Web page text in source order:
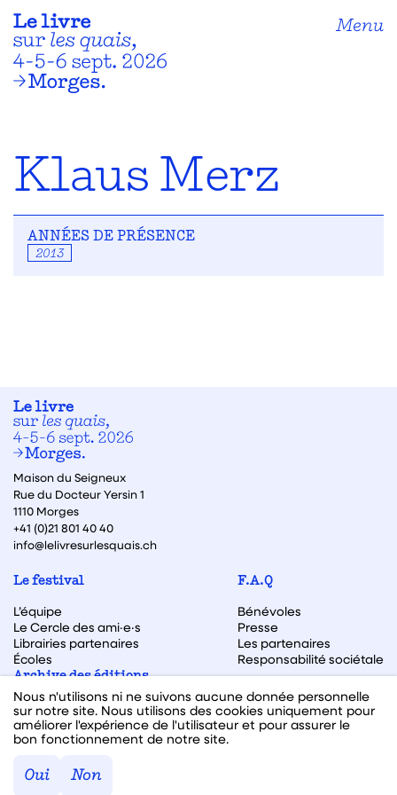
Menu
Klaus Merz
ANNÉES DE PRÉSENCE
2013
Maison du Seigneux
Rue du Docteur Yersin 1
1110 Morges
+41 (0)21 801 40 40
info@lelivresurlesquais.ch
Le festival
L’équipe
Le Cercle des ami·e·s
Librairies partenaires
Écoles
F.A.Q
Bénévoles
Presse
Les partenaires
Responsabilité sociétale
Archive des éditions
Archive des autrices et auteurs
Facebook
Instagram
Linkedin
Youtube
Nous n'utilisons ni ne suivons aucune donnée personnelle
sur notre site. Nous utilisons des cookies uniquement pour
améliorer l'expérience de l'utilisateur et pour assurer le
bon fonctionnement de notre site.
Oui Non